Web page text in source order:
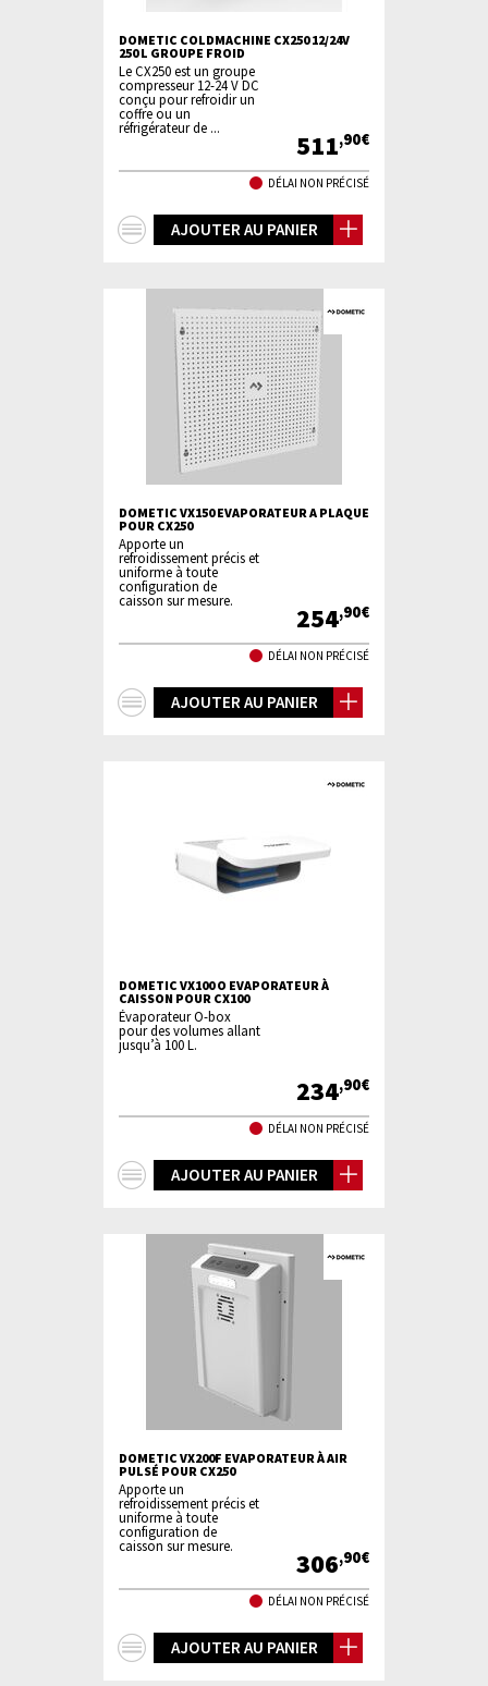
DOMETIC COLDMACHINE CX250 12/24V
250 L GROUPE FROID
Le CX250 est un groupe
compresseur 12-24 V DC
conçu pour refroidir un
coffre ou un
réfrigérateur de ...
511,90€
DÉLAI NON PRÉCISÉ
AJOUTER AU PANIER
DOMETIC VX150 EVAPORATEUR A PLAQUE
POUR CX250
Apporte un
refroidissement précis et
uniforme à toute
configuration de
caisson sur mesure.
254,90€
DÉLAI NON PRÉCISÉ
AJOUTER AU PANIER
DOMETIC VX100 O EVAPORATEUR À
CAISSON POUR CX100
Évaporateur O-box
pour des volumes allant
jusqu’à 100 L.
234,90€
DÉLAI NON PRÉCISÉ
AJOUTER AU PANIER
DOMETIC VX200F EVAPORATEUR À AIR
PULSÉ POUR CX250
Apporte un
refroidissement précis et
uniforme à toute
configuration de
caisson sur mesure.
306,90€
DÉLAI NON PRÉCISÉ
AJOUTER AU PANIER